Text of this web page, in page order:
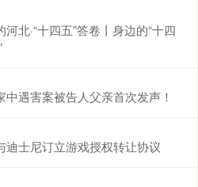
北·“十四五”答卷丨身边的“十四
遇害案被告人父亲首次发声！
迪士尼订立游戏授权转让协议